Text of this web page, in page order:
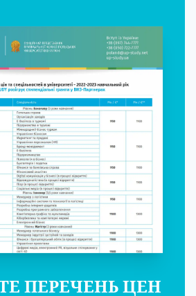
ПЕРЕЧЕНЬ ЦЕН